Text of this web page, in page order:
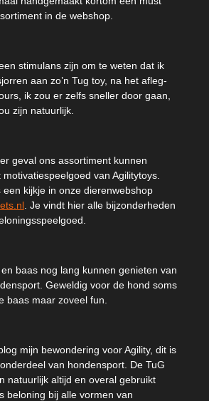
in de webshop.
stimulans zijn om te weten dat ik
aan zo’n Tug toy, na het afleg-
ik zou er zelfs sneller door gaan,
zijn natuurlijk.
geval ons assortiment kunnen
van Agilitytoys.
een kijkje in onze dierenwebshop
. Je vindt hier alle bijzonderheden
baas nog lang kunnen genieten van
Geweldig voor de hond soms
baas maar zoveel fun.
mijn bewondering voor Agility, dit is
van hondensport. De TuG
natuurlijk altijd en overal gebruikt
beloning bij alle vormen van